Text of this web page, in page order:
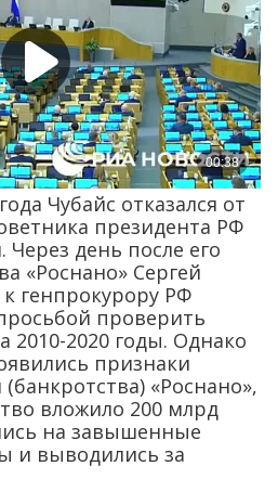
Чубайс отказался от
президента РФ
Через день после его
«Роснано» Сергей
генпрокурору РФ
проверить
2010-2020 годы. Однако
признаки
«Роснано»,
вложило 200 млрд
на завышенные
и выводились за